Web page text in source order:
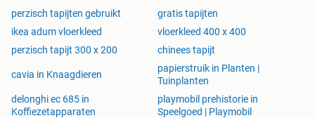
perzisch tapijten gebruikt
gratis tapijten
ikea adum vloerkleed
vloerkleed 400 x 400
perzisch tapijt 300 x 200
chinees tapijt
cavia in Knaagdieren
papierstruik in Planten |
Tuinplanten
delonghi ec 685 in
Koffiezetapparaten
playmobil prehistorie in
Speelgoed | Playmobil